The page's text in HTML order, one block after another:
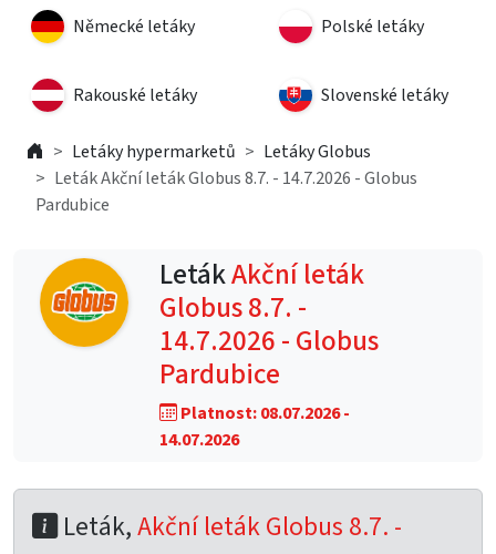
Německé letáky Polské letáky
Rakouské letáky Slovenské letáky
Letáky hypermarketů
Letáky Globus
Leták Akční leták Globus 8.7. - 14.7.2026 - Globus
Pardubice
LetákAkční leták
Globus 8.7. -
14.7.2026 - Globus
Pardubice
Platnost: 08.07.2026 -
14.07.2026
Leták,Akční leták Globus 8.7. -